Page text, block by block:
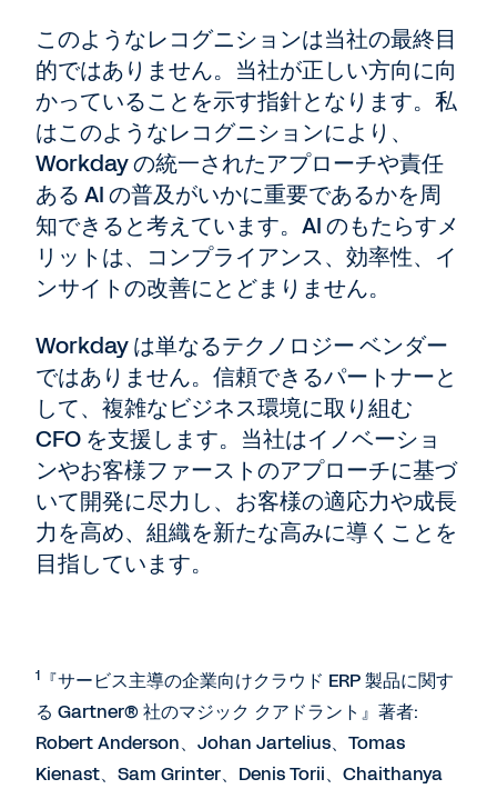
このようなレコグニションは当社の最終目
的ではありません。当社が正しい方向に向
かっていることを示す指針となります。私
はこのようなレコグニションにより、
Workday の統一されたアプローチや責任
ある AI の普及がいかに重要であるかを周
知できると考えています。AI のもたらすメ
リットは、コンプライアンス、効率性、イ
ンサイトの改善にとどまりません。
Workday は単なるテクノロジー ベンダー
ではありません。信頼できるパートナーと
して、複雑なビジネス環境に取り組む
CFO を支援します。当社はイノベーショ
ンやお客様ファーストのアプローチに基づ
いて開発に尽力し、お客様の適応力や成長
力を高め、組織を新たな高みに導くことを
目指しています。
1 『サービス主導の企業向けクラウド ERP 製品に関す
る Gartner® 社のマジック クアドラント』著者:
Robert Anderson、Johan Jartelius、Tomas
Kienast、Sam Grinter、Denis Torii、Chaithanya